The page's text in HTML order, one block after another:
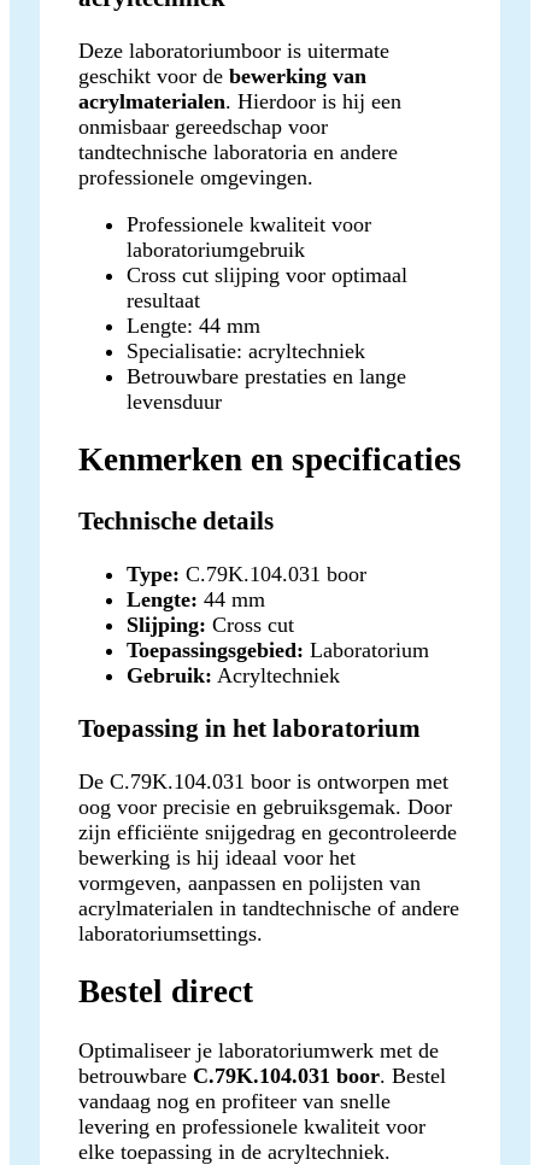
Deze laboratoriumboor is uitermate
geschikt voor de bewerking van
acrylmaterialen. Hierdoor is hij een
onmisbaar gereedschap voor
tandtechnische laboratoria en andere
professionele omgevingen.
Professionele kwaliteit voor
laboratoriumgebruik
Cross cut slijping voor optimaal
resultaat
Lengte: 44 mm
Specialisatie: acryltechniek
Betrouwbare prestaties en lange
levensduur
Kenmerken en specificaties
Technische details
Type: C.79K.104.031 boor
Lengte: 44 mm
Slijping: Cross cut
Toepassingsgebied: Laboratorium
Gebruik: Acryltechniek
Toepassing in het laboratorium
De C.79K.104.031 boor is ontworpen met
oog voor precisie en gebruiksgemak. Door
zijn efficiënte snijgedrag en gecontroleerde
bewerking is hij ideaal voor het
vormgeven, aanpassen en polijsten van
acrylmaterialen in tandtechnische of andere
laboratoriumsettings.
Bestel direct
Optimaliseer je laboratoriumwerk met de
betrouwbare C.79K.104.031 boor. Bestel
vandaag nog en profiteer van snelle
levering en professionele kwaliteit voor
elke toepassing in de acryltechniek.